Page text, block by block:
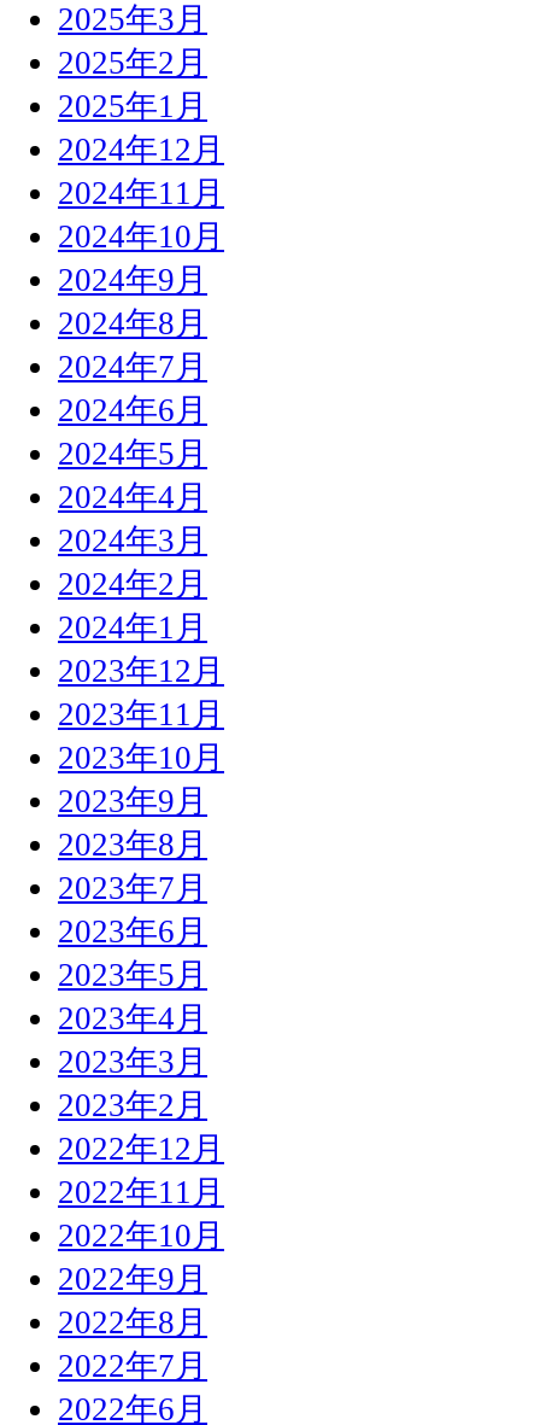
2025年3月
2025年2月
2025年1月
2024年12月
2024年11月
2024年10月
2024年9月
2024年8月
2024年7月
2024年6月
2024年5月
2024年4月
2024年3月
2024年2月
2024年1月
2023年12月
2023年11月
2023年10月
2023年9月
2023年8月
2023年7月
2023年6月
2023年5月
2023年4月
2023年3月
2023年2月
2022年12月
2022年11月
2022年10月
2022年9月
2022年8月
2022年7月
2022年6月